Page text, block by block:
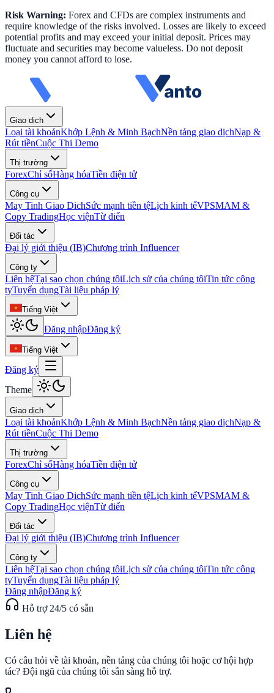
Risk Warning: Forex and CFDs are complex instruments and
require knowledge of the risks involved. Losses are likely to exceed
potential profits and may exceed your initial deposit. Prices may
fluctuate and securities may become valueless. Do not deposit
money you cannot afford to lose.
Giao dịch
Loại tài khoảnKhớp Lệnh & Minh BạchNền tảng giao dịchNạp &
Rút tiềnCuộc Thi Demo
Thị trường
ForexChỉ sốHàng hóaTiền điện tử
Công cụ
May Tinh Giao DichSức mạnh tiền tệLịch kinh tếVPSMAM &
Copy TradingHọc việnTừ điển
Đối tác
Đại lý giới thiệu (IB)Chương trình Influencer
Công ty
Liên hệTại sao chọn chúng tôiLịch sử của chúng tôiTin tức công
tyTuyển dụngTài liệu pháp lý
Tiếng Việt
Đăng nhậpĐăng ký
Tiếng Việt
Đăng ký
Theme
Giao dịch
Loại tài khoảnKhớp Lệnh & Minh BạchNền tảng giao dịchNạp &
Rút tiềnCuộc Thi Demo
Thị trường
ForexChỉ sốHàng hóaTiền điện tử
Công cụ
May Tinh Giao DichSức mạnh tiền tệLịch kinh tếVPSMAM &
Copy TradingHọc việnTừ điển
Đối tác
Đại lý giới thiệu (IB)Chương trình Influencer
Công ty
Liên hệTại sao chọn chúng tôiLịch sử của chúng tôiTin tức công
tyTuyển dụngTài liệu pháp lý
Đăng nhậpĐăng ký
Hỗ trợ 24/5 có sẵn
Liên hệ
Có câu hỏi về tài khoản, nền tảng của chúng tôi hoặc cơ hội hợp
tác? Đội ngũ của chúng tôi sẵn sàng hỗ trợ.